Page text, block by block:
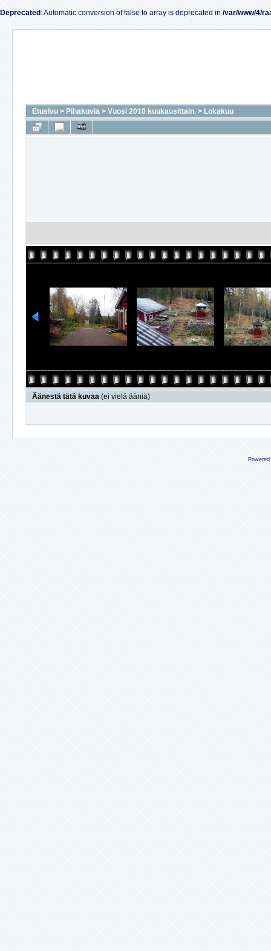
Deprecated : Automatic conversion of false to array is deprecated in /var/www/4/
Etusivu > Pihakuvia > Vuosi 2010 kuukausittain. > Lokakuu
Äänestä tätä kuvaa (ei vielä ääniä)